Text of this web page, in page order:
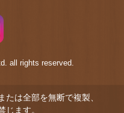
all rights reserved.
は全部を無断で複製、
じます。